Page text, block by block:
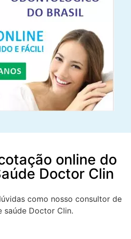
online do
Doctor Clin
como nosso consultor de
saúde Doctor Clin.